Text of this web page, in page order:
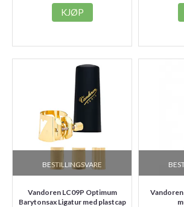
KJØP
BESTILLINGSVARE
Vandoren LC09P Optimum
Barytonsax Ligatur med plastcap